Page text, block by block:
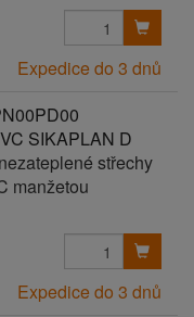
Expedice do 3 dnů
SIKAPLAN D
střechy
manžetou
Expedice do 3 dnů